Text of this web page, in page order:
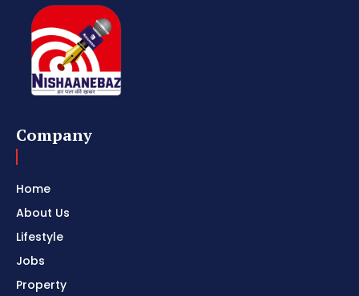
Company
Home
About Us
Lifestyle
Jobs
Property